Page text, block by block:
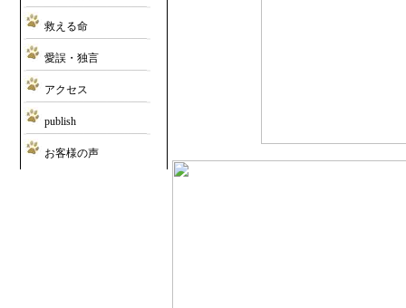
救える命
愛誤・独言
アクセス
publish
お客様の声